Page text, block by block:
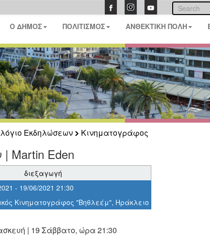
Ο ΔΗΜΟΣ ΠΟΛΙΤΙΣΜΟΣ ΑΝΘΕΚΤΙΚΗ ΠΟΛΗ
Εκδηλώσεων
Κινηματογράφος
Martin Eden
διεξαγωγή
- 19/06/2021 21:30
Κινηματογράφος "Βηθλεέμ", Ηράκλειο
| 19 Σάββατο, ώρα 21:30